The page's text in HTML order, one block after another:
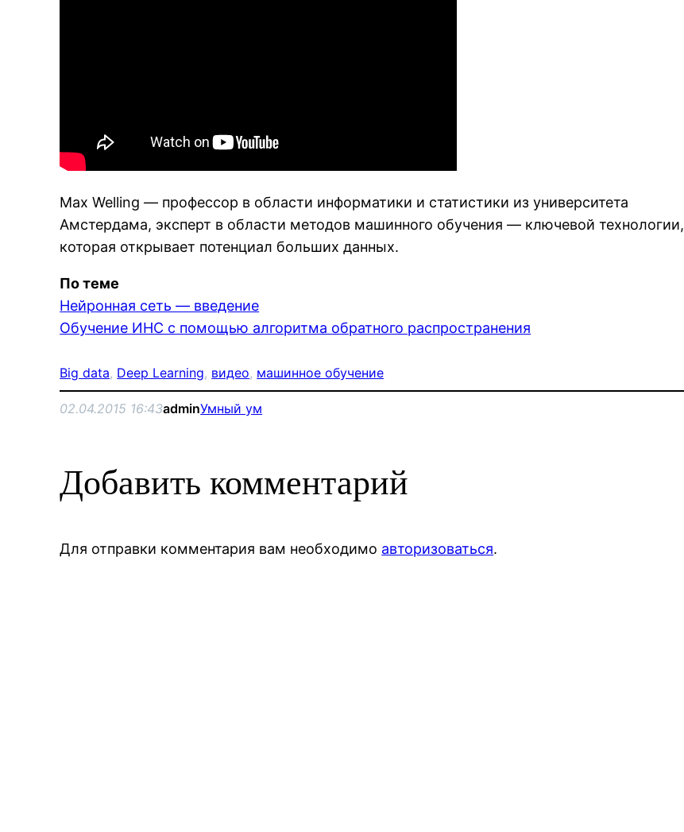
Max Welling — профессор в области информатики и статистики из университета
Амстердама, эксперт в области методов машинного обучения — ключевой технологии,
которая открывает потенциал больших данных.
По теме
Нейронная сеть — введение
Обучение ИНС с помощью алгоритма обратного распространения
Big data, Deep Learning, видео, машинное обучение
02.04.2015 16:43adminУмный ум
Добавить комментарий
Для отправки комментария вам необходимо авторизоваться.